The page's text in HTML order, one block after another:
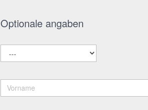
Optionale angaben